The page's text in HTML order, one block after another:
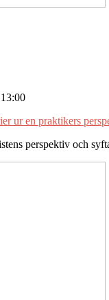
ur en praktikers
perspektiv och